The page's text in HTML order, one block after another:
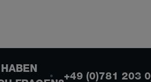
+49 (0)781 203 0